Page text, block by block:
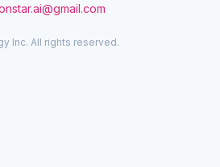
Inc. All rights reserved.